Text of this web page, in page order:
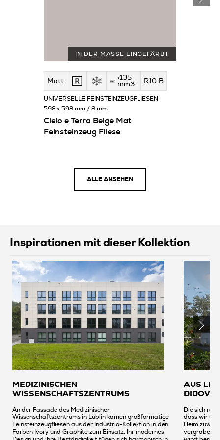
IN DER MASSE EINGEFÄRBT
Matt
<135
mm3
R10 B
Cielo e Terra Beige Mat
Feinsteinzeug Fliese
UNIVERSELLE FEINSTEINZEUGFLIESEN
598 x 598 mm / 8 mm
ALLE ANSEHEN
Inspirationen mit dieser Kollektion
MEDIZINISCHEN
WISSENSCHAFTSZENTRUMS
An der Fassade des Medizinischen
Wissenschaftszentrums in Lublin kamen großformatige
Feinsteinzeugfliesen aus der Industrio-Kollektion in den
Farben Ivory und Graphite zum Einsatz. Ihr modernes
AUS
DIDOVA
Die sich
dass wir
Heim
vergrabene